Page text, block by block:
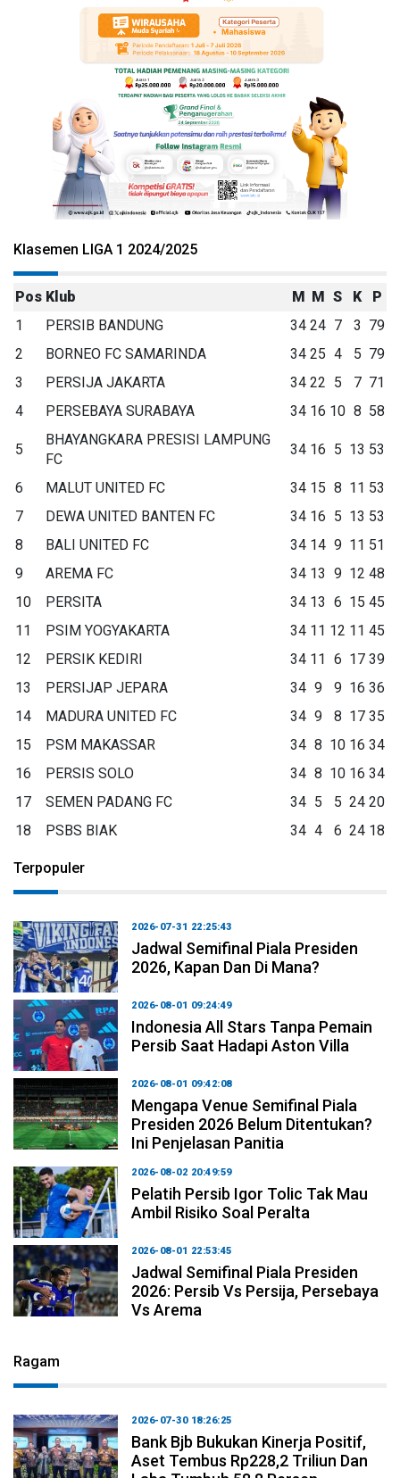
Klasemen LIGA 1 2024/2025
Pos Klub M M S K
P
1
PERSIB BANDUNG 34 24 7 3 79
2
BORNEO FC SAMARINDA 34 25 4 5 79
3
PERSIJA JAKARTA 34 22 5 7 71
4
PERSEBAYA SURABAYA 34 16 10 8 58
5
BHAYANGKARA PRESISI LAMPUNG
FC
34 16 5 13 53
6 MALUT UNITED FC 34 15 8 11 53
7
DEWA UNITED BANTEN FC 34 16 5 13 53
8
BALI UNITED FC 34 14 9 11 51
9
AREMA FC 34 13 9 12 48
10
PERSITA 34 13 6 15 45
11
PSIM YOGYAKARTA 34 11 12 11 45
12
PERSIK KEDIRI 34 11 6 17 39
13
PERSIJAP JEPARA 34 9 9 16 36
14
MADURA UNITED FC 34 9 8 17 35
15
PSM MAKASSAR 34 8 10 16 34
16
PERSIS SOLO 34 8 10 16 34
17
SEMEN PADANG FC 34 5 5 24 20
18
PSBS BIAK 34 4 6 24 18
Terpopuler
2026-07-31 22:25:43
Jadwal Semifinal Piala Presiden
2026, Kapan Dan Di Mana?
2026-08-01 09:24:49
Indonesia All Stars Tanpa Pemain
Persib Saat Hadapi Aston Villa
2026-08-01 09:42:08
Mengapa Venue Semifinal Piala
Presiden 2026 Belum Ditentukan?
Ini Penjelasan Panitia
2026-08-02 20:49:59
Pelatih Persib Igor Tolic Tak Mau
Ambil Risiko Soal Peralta
2026-08-01 22:53:45
Jadwal Semifinal Piala Presiden
2026: Persib Vs Persija, Persebaya
Vs Arema
Ragam
2026-07-30 18:26:25
Bank Bjb Bukukan Kinerja Positif,
Aset Tembus Rp228,2 Triliun Dan